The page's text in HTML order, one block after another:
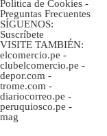
Politica de Cookies -
Preguntas Frecuentes
SÍGUENOS:
Suscríbete
VISITE TAMBIÉN:
elcomercio.pe -
clubelcomercio.pe -
depor.com -
trome.com -
diariocorreo.pe -
peruquiosco.pe -
mag